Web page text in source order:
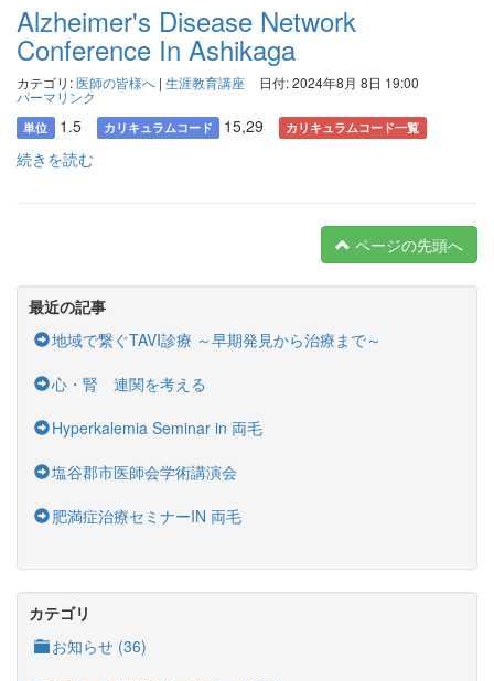
Alzheimer's Disease Network
Conference In Ashikaga
カテゴリ:医師の皆様へ | 生涯教育講座 日付: 2024年8月 8日 19:00
パーマリンク
単位 1.5 カリキュラムコード 15,29 カリキュラムコード一覧
続きを読む
ページの先頭へ
最近の記事
地域で繋ぐTAVI診療 ～早期発見から治療まで～
心・腎 連関を考える
Hyperkalemia Seminar in 両毛
塩谷郡市医師会学術講演会
肥満症治療セミナーIN 両毛
カテゴリ
お知らせ (36)